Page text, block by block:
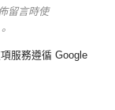
留言時使
服務遵循 Google